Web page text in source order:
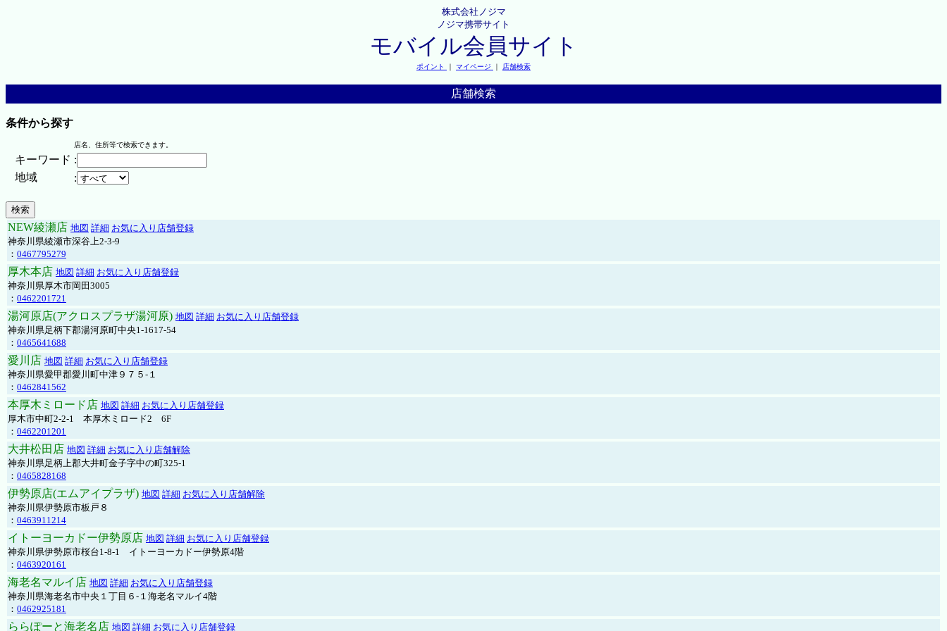
株式会社ノジマ
ノジマ携帯サイト
モバイル会員サイト
ポイント ｜ マイページ ｜ 店舗検索
店舗検索
条件から探す
店名、住所等で検索できます。
キーワード :
地域
:
NEW綾瀬店 地図 詳細 お気に入り店舗登録
神奈川県綾瀬市深谷上2-3-9
： 0467795279
厚木本店 地図 詳細 お気に入り店舗登録
神奈川県厚木市岡田3005
： 0462201721
湯河原店(アクロスプラザ湯河原) 地図 詳細 お気に入り店舗登録
神奈川県足柄下郡湯河原町中央1-1617-54
： 0465641688
愛川店 地図 詳細 お気に入り店舗登録
神奈川県愛甲郡愛川町中津９７５-１
： 0462841562
本厚木ミロード店 地図 詳細 お気に入り店舗登録
厚木市中町2-2-1 本厚木ミロード2 6F
： 0462201201
大井松田店 地図 詳細 お気に入り店舗解除
神奈川県足柄上郡大井町金子字中の町325-1
： 0465828168
伊勢原店(エムアイプラザ) 地図 詳細 お気に入り店舗解除
神奈川県伊勢原市板戸８
： 0463911214
イトーヨーカドー伊勢原店 地図 詳細 お気に入り店舗登録
神奈川県伊勢原市桜台1-8-1 イトーヨーカドー伊勢原4階
： 0463920161
海老名マルイ店 地図 詳細 お気に入り店舗登録
神奈川県海老名市中央１丁目６-１海老名マルイ4階
： 0462925181
ららぽーと海老名店 地図 詳細 お気に入り店舗登録